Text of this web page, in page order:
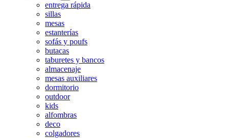
entrega rápida
sillas
mesas
estanterías
sofás y poufs
butacas
taburetes y bancos
almacenaje
mesas auxiliares
dormitorio
outdoor
kids
alfombras
deco
colgadores